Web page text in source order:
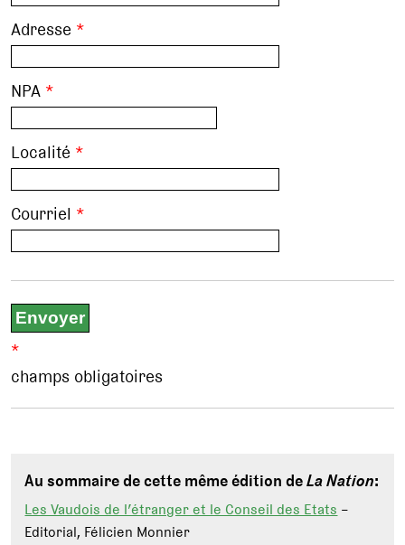
Adresse *
NPA *
Localité *
Courriel *
*
champs obligatoires
Au sommaire de cette même édition deLa Nation:
Les Vaudois de l’étranger et le Conseil des Etats–
Editorial, Félicien Monnier